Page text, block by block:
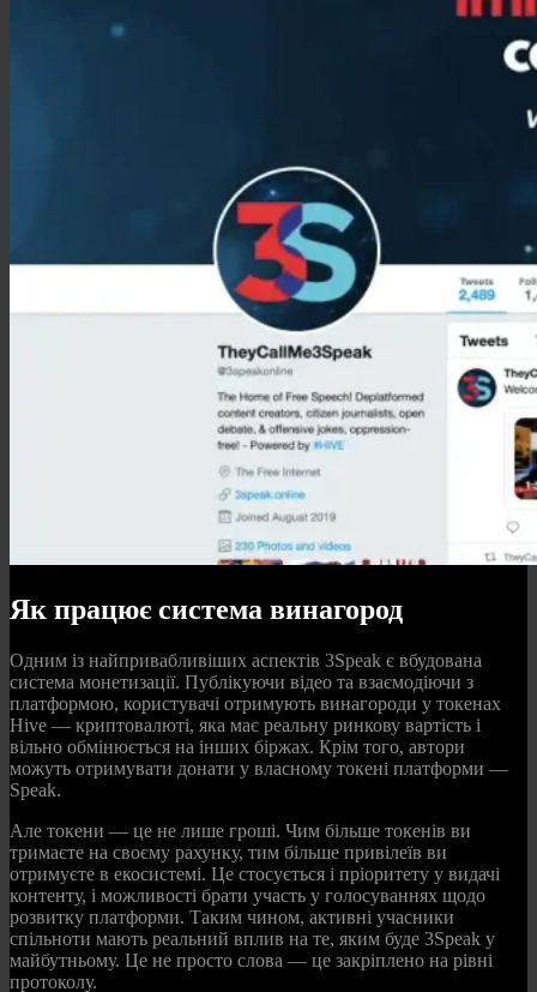
Як працює система винагород
Одним із найпривабливіших аспектів 3Speak є вбудована
система монетизації. Публікуючи відео та взаємодіючи з
платформою, користувачі отримують винагороди у токенах
Hive — криптовалюті, яка має реальну ринкову вартість і
вільно обмінюється на інших біржах. Крім того, автори
можуть отримувати донати у власному токені платформи —
Speak.
Але токени — це не лише гроші. Чим більше токенів ви
тримаєте на своєму рахунку, тим більше привілеїв ви
отримуєте в екосистемі. Це стосується і пріоритету у видачі
контенту, і можливості брати участь у голосуваннях щодо
розвитку платформи. Таким чином, активні учасники
спільноти мають реальний вплив на те, яким буде 3Speak у
майбутньому. Це не просто слова — це закріплено на рівні
протоколу.